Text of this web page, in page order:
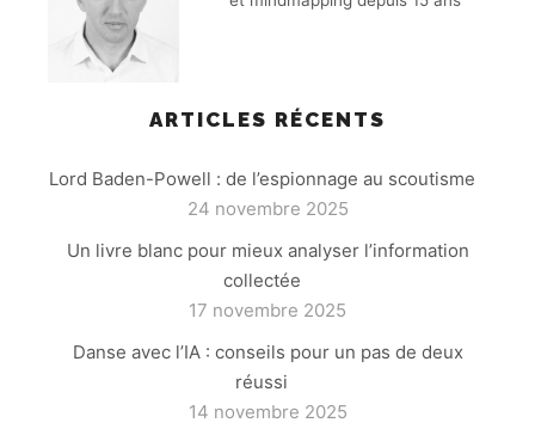
ARTICLES RÉCENTS
Lord Baden-Powell : de l’espionnage au scoutisme
24 novembre 2025
Un livre blanc pour mieux analyser l’information
collectée
17 novembre 2025
Danse avec l’IA : conseils pour un pas de deux
réussi
14 novembre 2025